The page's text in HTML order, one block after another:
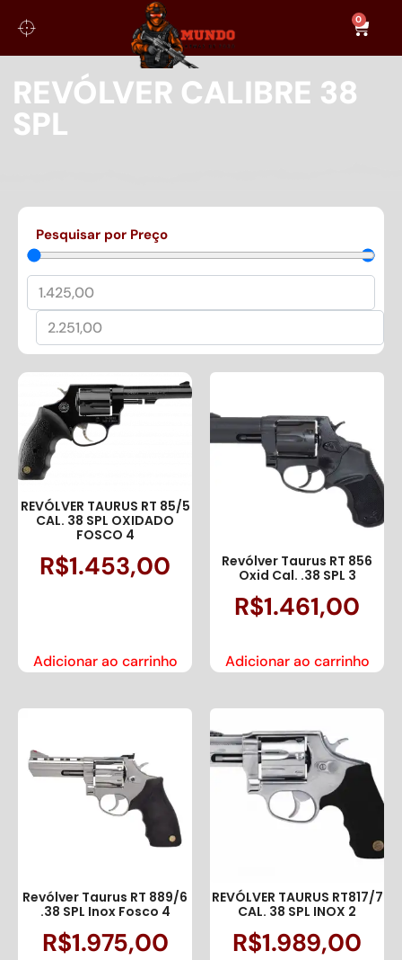
0
REVÓLVER CALIBRE 38
SPL
Pesquisar por Preço
REVÓLVER TAURUS RT 85/5
CAL. 38 SPL OXIDADO
FOSCO 4
R$1.453,00
Adicionar ao carrinho
Revólver Taurus RT 856
Oxid Cal. .38 SPL 3
R$1.461,00
Adicionar ao carrinho
Revólver Taurus RT 889/6
.38 SPL Inox Fosco 4
R$1.975,00
REVÓLVER TAURUS RT817/7
CAL. 38 SPL INOX 2
R$1.989,00